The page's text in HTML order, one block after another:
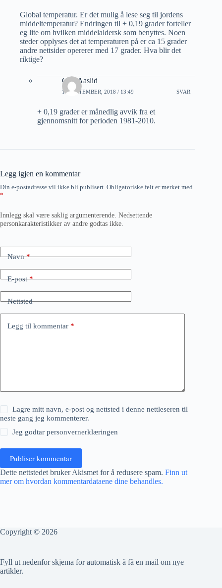
Global temperatur. Er det mulig å lese seg til jordens
middeltemperatur? Endringen til + 0,19 grader forteller
eg lite om hvilken middelaldersk som benyttes. Noen
steder opplyses det at temperaturen på er ca 15 grader
andre nettsider opererer med 17 grader. Hva blir det
riktige?
Geir Aaslid
11 SEPTEMBER, 2018 / 13:49 SVAR
+ 0,19 grader er månedlig avvik fra et
gjennomsnitt for perioden 1981-2010.
Legg igjen en kommentar
Din e-postadresse vil ikke bli publisert. Obligatoriske felt er merket med
*
Innlegg skal være saklig argumenterende. Nedsettende
personkarakteristikker av andre godtas ikke.
Navn*
E-post*
Nettsted
Legg til kommentar *
Lagre mitt navn, e-post og nettsted i denne nettleseren til
neste gang jeg kommenterer.
Jeg godtarpersonvernerklæringen
Publiser kommentar
Dette nettstedet bruker Akismet for å redusere spam. Finn ut
mer om hvordan kommentardataene dine behandles.
Copyright © 2026
Fyll ut nedenfor skjema for automatisk å få en mail om nye
artikler.